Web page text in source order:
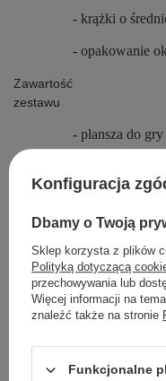
- krążki o
- opakowanie
Zawartość
zestawu
- plansza do
Szczegółowe dane
Opinie
Konfiguracja
Dbamy o Twoją
Sklep korzysta z plików
Polityką dotyczącą
przechowywania lub
Więcej informacji na
znaleźć także na stronie
Funkcjonalne